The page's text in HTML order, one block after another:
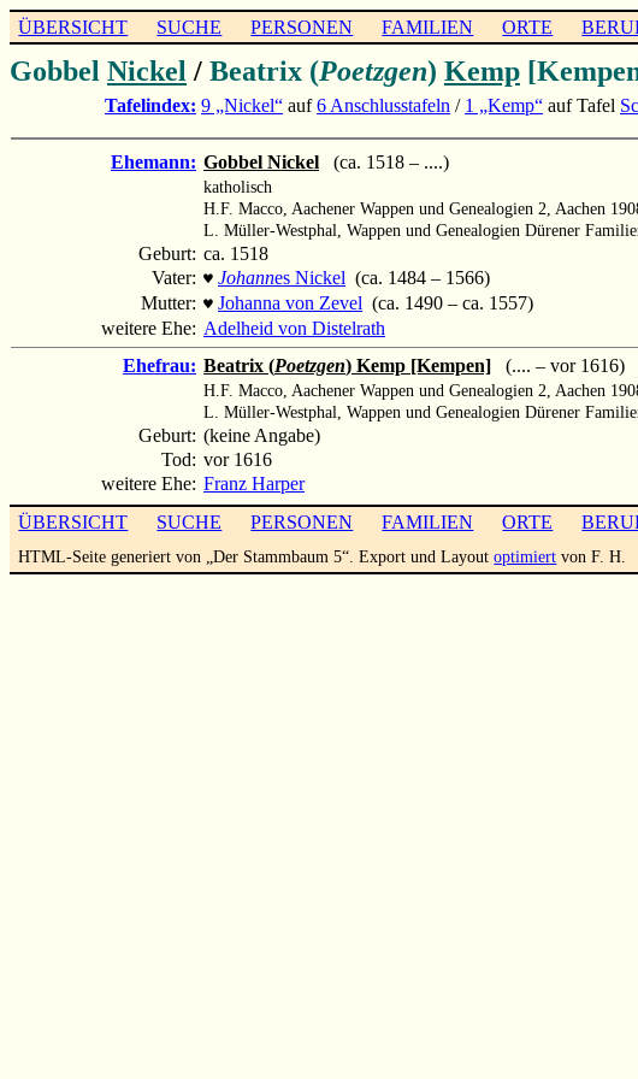
ÜBERSICHT SUCHE PERSONEN FAMILIEN ORTE
Gobbel Nickel / Beatrix (Poetzgen) Kemp
Tafelindex: 9 „Nickel“ auf6 Anschlusstafeln / 1 „Kemp“ auf Tafel
Ehemann: Gobbel Nickel (ca. 1518 – ....)
katholisch
H.F. Macco, Aachener Wappen und Genealogien 2, Aachen
L. Müller-Westphal, Wappen und Genealogien Dürener
Geburt: ca. 1518
Vater: ♥ Johannes Nickel (ca. 1484 – 1566)
Mutter: ♥ Johanna von Zevel (ca. 1490 – ca. 1557)
weitere Ehe: Adelheid von Distelrath
Ehefrau: Beatrix (Poetzgen) Kemp [Kempen] (.... – vor 1616)
H.F. Macco, Aachener Wappen und Genealogien 2, Aachen
L. Müller-Westphal, Wappen und Genealogien Dürener
Geburt: (keine Angabe)
Tod: vor 1616
weitere Ehe: Franz Harper
ÜBERSICHT
SUCHE PERSONEN FAMILIEN ORTE
HTML-Seite generiert von „Der Stammbaum 5“. Export und Layoutoptimiert von F. H.